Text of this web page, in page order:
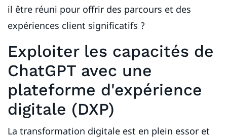
il être réuni pour offrir des parcours et des
expériences client significatifs ?
Exploiter les capacités de
ChatGPT avec une
plateforme d'expérience
digitale (DXP)
La transformation digitale est en plein essor et